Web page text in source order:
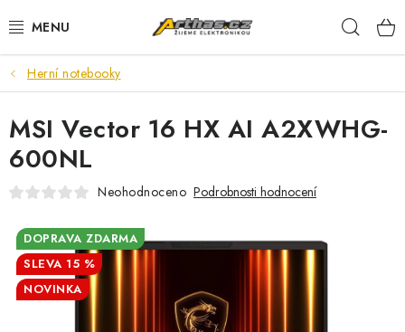
na
TELEFONY, TABLETY
POČÍTAČE, NOTEBOOKY
PRO HRÁČE
PŘEDVÁDĚCÍ ELEKTRONIKA
SPOTŘEBIČE
Herní notebooky
MSI Vector 16 HX AI A2XWHG-
600NL
Neohodnoceno Podrobnosti hodnocení
15 %
DOPRAVA ZDARMA
NOVINKA